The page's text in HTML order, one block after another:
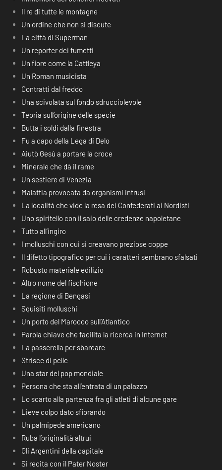
Il re di tutte le montagne
Un ordine che non si discute
La città di Superman
Un reporter dei fumetti
Un fiore come la Cattleya
Un Roman musicista
Contratti dal freddo
Una scivolata sul fondo sdrucciolevole
Teoria sull’origine delle specie
Butta i soldi dalla finestra
Fu a capo della Lega di Delo
Aiutò Gesù a portare la croce
Minerale che dà il rame
Un sestiere di Venezia
Malattia provocata da organismi intrusi
La località che vide la resa dei Confederati ai Nordisti
Uno spiritello con il saio delle credenze napoletane
Tutto all’ingiro
I molluschi con cui si creavano preziose coppe
Il difetto tipografico per cui i caratteri sembrano sfalsati
Robusto materiale edilizio
Altro nome del fischione
La regione di Bengasi
Squisiti molluschi
Un porto del Marocco sull’Atlantico
Parola chiave che facilita la ricerca in Internet
La passerella per sbarcare
Strisce di pelle
Una star del pop mondiale
Persona che sta all’entrata di un palazzo
Lo scarto alla partenza fra gli atleti di alcune gare
Lieve colpo dato sfiorando
Un palmipede americano
Ruba l’originalità altrui
Gli Argentini della capitale
Si recita con il Pater Noster